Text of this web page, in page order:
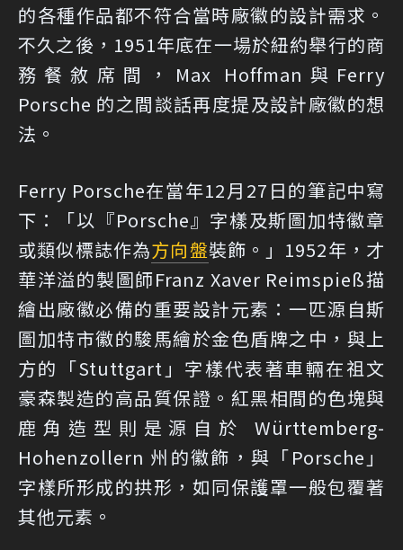
的各種作品都不符合當時廠徽的設計需求。
不久之後，1951年底在一場於紐約舉行的商
務餐敘席間，Max Hoffman與Ferry
Porsche 的之間談話再度提及設計廠徽的想
法。
Ferry Porsche在當年12月27日的筆記中寫
下：「以『Porsche』字樣及斯圖加特徽章
或類似標誌作為方向盤裝飾。」1952年，才
華洋溢的製圖師Franz Xaver Reimspieß描
繪出廠徽必備的重要設計元素：一匹源自斯
圖加特市徽的駿馬繪於金色盾牌之中，與上
方的「Stuttgart」字樣代表著車輛在祖文
豪森製造的高品質保證。紅黑相間的色塊與
鹿角造型則是源自於 Württemberg-
Hohenzollern 州的徽飾，與「Porsche」
字樣所形成的拱形，如同保護罩一般包覆著
其他元素。